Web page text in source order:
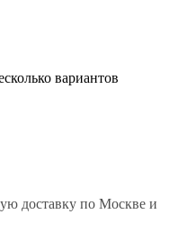
вариантов
доставку по Москве и